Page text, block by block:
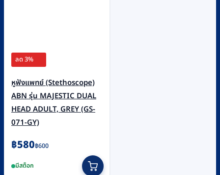
ลด 3%
หูฟังแพทย์ (Stethoscope)
ABN รุ่น MAJESTIC DUAL
HEAD ADULT, GREY (GS-
071-GY)
฿600
Original
was:
฿580
Current
is:มีสต็อก